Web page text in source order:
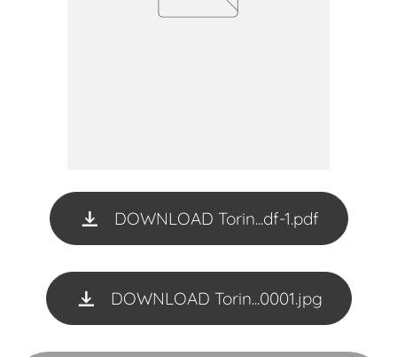
DOWNLOAD Torin...df-1.pdf
DOWNLOAD Torin...0001.jpg